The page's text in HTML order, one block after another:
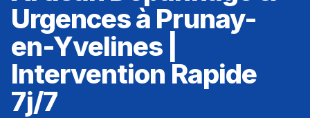
Urgences à Prunay-
en-Yvelines |
Intervention Rapide
7j/7